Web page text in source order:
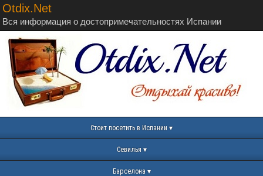
Otdix.Net
Вся информация о достопримечательностях Испании
Стоит посетить в Испании
Севилья
Барселона